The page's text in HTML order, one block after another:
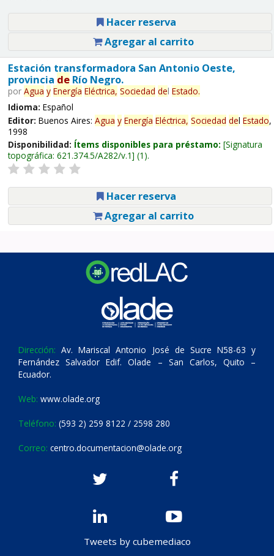
Hacer reserva
Agregar al carrito
Estación transformadora San Antonio Oeste,
provincia deRío Negro.
por Agua y Energía Eléctrica, Sociedad del Estado.
Idioma: Español
Editor: Buenos Aires: Agua y Energía Eléctrica, Sociedad del Estado,
1998
Disponibilidad: Ítems disponibles para préstamo: Signatura
topográfica: 621.374.5/A282/v.1 (1).
Hacer reserva
Agregar al carrito
Dirección: Av. Mariscal Antonio José de Sucre N58-63 y
Fernández Salvador Edif. Olade – San Carlos, Quito –
Ecuador.
Web: www.olade.org
Teléfono: (593 2) 259 8122 / 2598 280
Correo: centro.documentacion@olade.org
Tweets by cubemediaco